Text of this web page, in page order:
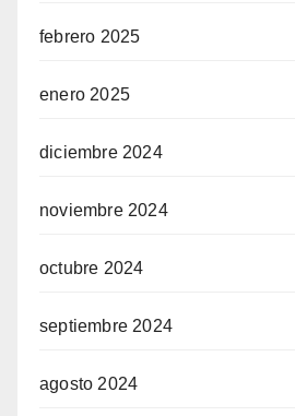
febrero 2025
enero 2025
diciembre 2024
noviembre 2024
octubre 2024
septiembre 2024
agosto 2024